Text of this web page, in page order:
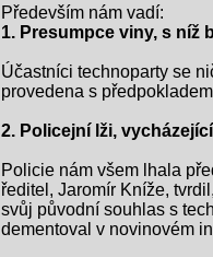
Především nám vadí:
1. Presumpce viny, s níž
Účastníci technoparty se
provedena s
2. Policejní lži,
Policie nám všem lhala
ředitel, Jaromír Kníže,
svůj původní souhlas s
dementoval v novinovém